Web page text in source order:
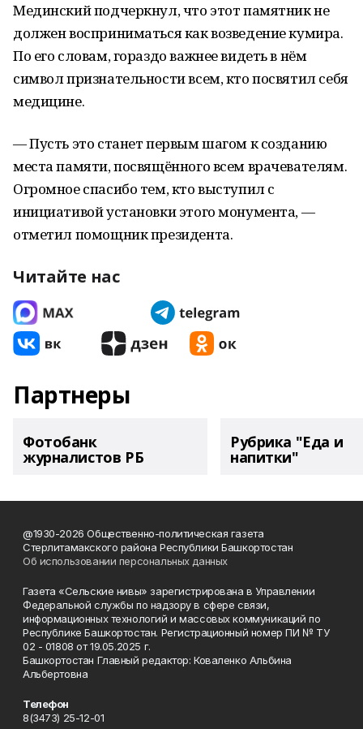
Мединский подчеркнул, что этот памятник не
должен восприниматься как возведение кумира.
По его словам, гораздо важнее видеть в нём
символ признательности всем, кто посвятил себя
медицине.
— Пусть это станет первым шагом к созданию
места памяти, посвящённого всем врачевателям.
Огромное спасибо тем, кто выступил с
инициативой установки этого монумента, —
отметил помощник президента.
Читайте нас
Партнеры
Фотобанк
журналистов РБ
Рубрика "Еда и
напитки"
@1930-2026 Общественно-политическая газета
Стерлитамакского района Республики Башкортостан
Об использовании персональных данных
Газета «Сельские нивы» зарегистрирована в Управлении
Федеральной службы по надзору в сфере связи,
информационных технологий и массовых коммуникаций по
Республике Башкортостан. Регистрационный номер ПИ № ТУ
02 - 01808 от 19.05.2025 г.
Башкортостан Главный редактор: Коваленко Альбина
Альбертовна
Телефон
8(3473) 25-12-01